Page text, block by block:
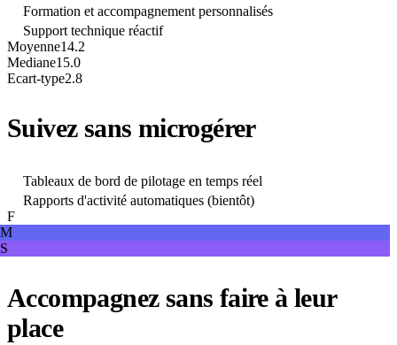
Formation et accompagnement personnalisés
Support technique réactif
Moyenne14.2
Mediane15.0
Ecart-type2.8
Suivez sans microgérer
Tableaux de bord de pilotage en temps réel
Rapports d'activité automatiques (bientôt)
F
M
S
Accompagnez sans faire à leur
place